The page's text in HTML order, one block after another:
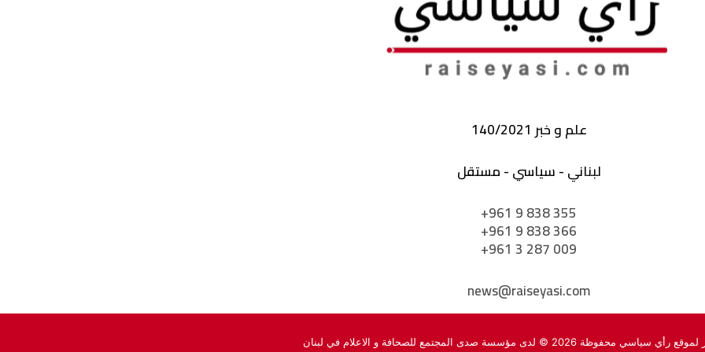
علم و خبر 140/2021
لبناني - سياسي - مستقل
+961 9 838 355
+961 9 838 366
+961 3 287 009
news@raiseyasi.com
محفوظة 2026 © لدى مؤسسة صدى المجتمع للصحافة و الاعلام في لبنان